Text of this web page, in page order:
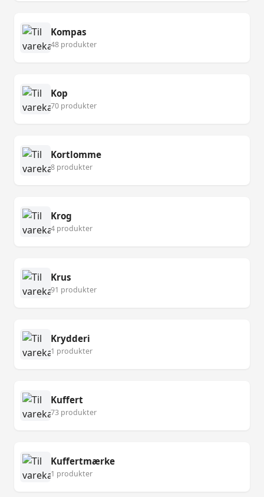
Kompas
48 produkter
Kop
70 produkter
Kortlomme
8 produkter
Krog
4 produkter
Krus
91 produkter
Krydderi
1 produkter
Kuffert
73 produkter
Kuffertmærke
1 produkter